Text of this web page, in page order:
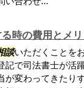
時の費用とメリ
談いただくことを
記で司法書士が活
が変わってきたり